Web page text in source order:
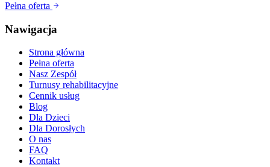
Pełna oferta
Nawigacja
Strona główna
Pełna oferta
Nasz Zespół
Turnusy rehabilitacyjne
Cennik usług
Blog
Dla Dzieci
Dla Dorosłych
O nas
FAQ
Kontakt